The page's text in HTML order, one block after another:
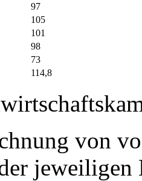
97
105
101
98
73
114,8
von
jeweiligen